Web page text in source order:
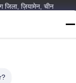
जिला, ज़ियामेन, चीन
फ़ुज़ियान, चीन